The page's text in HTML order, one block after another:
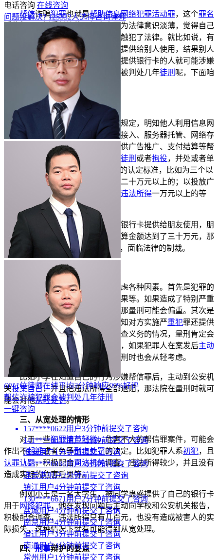
帮信诈骗犯罪也就是帮助信息网络犯罪活动罪，这个罪名
近些年可是挺受关注的。好多人因为法律意识淡薄，觉得自己
只是帮忙做了点小事，殊不知已经触犯了法律。就比如说，有
人为了一点小钱，把自己的银行卡提供给别人使用，结果别人
用这些卡进行诈骗等犯罪活动
，那提供银行卡的人就可能涉嫌
了。那帮信诈骗犯罪到底会被判处几年徒刑 呢，下面咱
们就来详细说说。
一、帮信罪的量刑标准
根据《中华人民共和国 刑法
》规定，明知他人利用信息网
络实施犯罪，为其犯罪提供互联网接入、服务器托管、网络存
储、通讯传输等技术支持，或者提供广告推广、支付结算等帮
情节严重的，处三年以下 有期徒刑 或者拘役，并处或者单
金。这里的“情节严重”有具体的认定标准，比如为三个以
上对象提供帮助的；支付结算金额二十万元以上的；以投放广
告等方式提供资金五万元以上的； 违法所得一万元以上的等
举个例子，小张把自己的三张银行卡提供给朋友使用，朋
友用这些卡进行诈骗活动，支付结算金额达到了三十万元，那
小张就可能符合“情节严重”的标准，面临法律的制裁。
二、具体量刑的影响因素
在实际量刑时，法院会综合考虑各种因素。首先是犯罪的
情节，包括帮助的程度、造成的后果等。如果造成了特别严重
的后果，比如导致被害人
自杀等，那量刑可能会偏重。其次是
主观故意程度，如果是明知对方实施严重犯罪还提供
帮助，和只是疏忽大意没有尽到审查义务的情况，量刑肯定会
有所不同。还有犯罪人的悔罪表现，如果犯罪人在案发后主动
投案
自首，积极退赃退赔，那在量刑时也会从轻考虑。
比如小李在知道自己的行为涉嫌帮信罪后，主动到公安机
关投案自首，并且把违法所得全部退赔，那法院在量刑时就可
能会对他从轻处罚。
三、从宽处理的情形
对于一些犯罪情节轻微，危害不大的帮信罪案件，可能会
作出不起诉或者免予刑事处罚的决定。比如犯罪人系初犯，且
认罪认罚，积极配合司法机关调查，违法所得较少，并且没有
造成实际的危害后果等。
例如小王是一名大学生，被同学蛊惑提供了自己的银行卡
用于网络犯罪，他在发现问题后主动向学校和公安机关报告，
积极配合调查，违法所得只有几百元，也没有造成被害人的实
际损失，这种情况下就有可能得到从宽处理。
四、刑事辩护的要点
电话咨询 在线咨询
问题没解决?125332人选择咨询律师
6011位律师在线平均3分钟响应99%好评
帮信诈骗犯罪会被判处几年徒刑
一键咨询
157****0622用户3分钟前提交了咨询
141****0037用户3分钟前提交了咨询
淮安用户1分钟前提交了咨询
168****6034用户3分钟前提交了咨询
连云港用户2分钟前提交了咨询
镇江用户4分钟前提交了咨询
130****6671用户2分钟前提交了咨询
盐城用户4分钟前提交了咨询
南京用户4分钟前提交了咨询
宿迁用户3分钟前提交了咨询
南通用户4分钟前提交了咨询
常州用户1分钟前提交了咨询